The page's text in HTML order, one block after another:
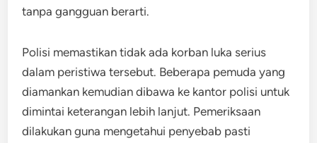
tanpa gangguan berarti.
Polisi memastikan tidak ada korban luka serius
dalam peristiwa tersebut. Beberapa pemuda yang
diamankan kemudian dibawa ke kantor polisi untuk
dimintai keterangan lebih lanjut. Pemeriksaan
dilakukan guna mengetahui penyebab pasti